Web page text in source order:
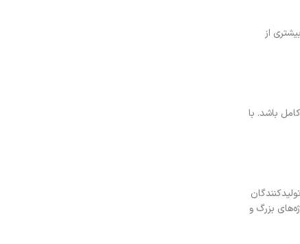
از
باشد. با
بزرگ و